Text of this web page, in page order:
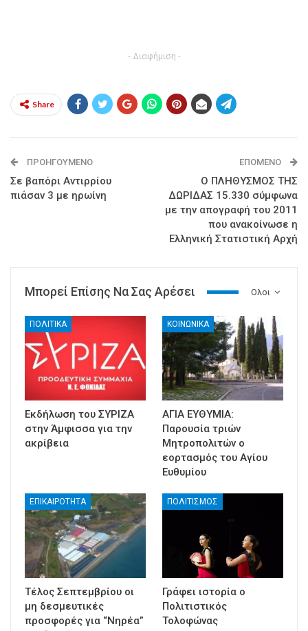
- Διαφήμιση -
Share
ΠΡΟΗΓΟΎΜΕΝΟ
Σε βαπόρι Αντιρρίου
πιάσαν 3 με ηρωίνη
ΕΠΌΜΕΝΟ
Ο ΠΛΗΘΥΣΜΟΣ ΤΗΣ
ΔΩΡΙΔΑΣ 15.330 σύμφωνα
με την απογραφή του 2011
που ανακοίνωσε η
Ελληνική Στατιστική Αρχή
Ολοι
Μπορεί Επίσης Να Σας Αρέσει
ΠΟΛΙΤΙΚΑ
Εκδήλωση του ΣΥΡΙΖΑ
στην Άμφισσα για την
ακρίβεια
ΚΟΙΝΩΝΙΚΑ
ΑΓΙΑ ΕΥΘΥΜΙΑ:
Παρουσία τριών
Μητροπολιτών ο
εορτασμός του Αγίου
Ευθυμίου
ΕΠΙΚΑΙΡΟΤΗΤΑ
Τέλος Σεπτεμβρίου οι
μη δεσμευτικές
προσφορές για “Νηρέα”
ΠΟΛΙΤΙΣΜΟΣ
Γράφει ιστορία ο
Πολιτιστικός
Τολοφώνας